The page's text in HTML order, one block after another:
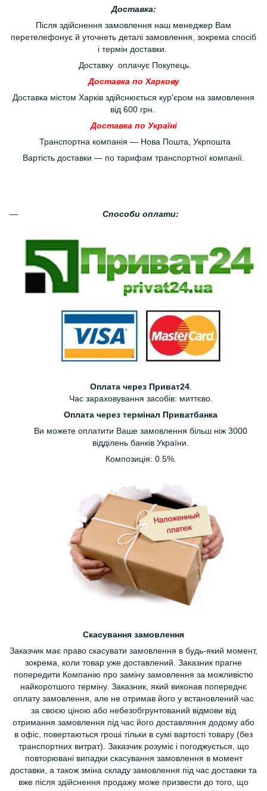
Доставка:
Після здійснення замовлення наш менеджер Вам
перетелефонує й уточнеть деталі замовлення, зокрема спосіб
і термін доставки.
Доставку оплачує Покупець.
Доставка по Харкову
Доставка містом Харків здійснюється кур'єром на замовлення
від 600 грн.
Доставка по Україні
Транспортна компанія — Нова Пошта, Укрпошта
Вартість доставки — по тарифам транспортної компанії.
Способи оплати:
Оплата через Приват24.
Час зараховування засобів: миттєво.
Оплата через термінал Приватбанка
Ви можете оплатити Ваше замовлення більш ніж 3000
відділень банків України.
Композиція: 0.5%.
Скасування замовлення
Заказчик має право скасувати замовлення в будь-який момент,
зокрема, коли товар уже доставлений. Заказник прагне
попередити Компанію про заміну замовлення за можливістю
найкоротшого терміну. Заказник, який виконав попереднє
оплату замовлення, але не отримав його у встановлений час
за своєю ціною або небезобгрунтований відмови від
отримання замовлення під час його доставляння додому або
в офіс, повертаються гроші тільки в сумі вартості товару (без
транспортних витрат). Заказчик розуміє і погоджується, що
повторювані випадки скасування замовлення в момент
доставки, а також зміна складу замовлення під час доставки та
вже після здійснення продажу може призвести до того, що